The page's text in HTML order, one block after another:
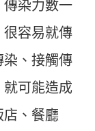
傳染力數一
很容易就傳
染、接觸傳
可能造成
店、餐廳